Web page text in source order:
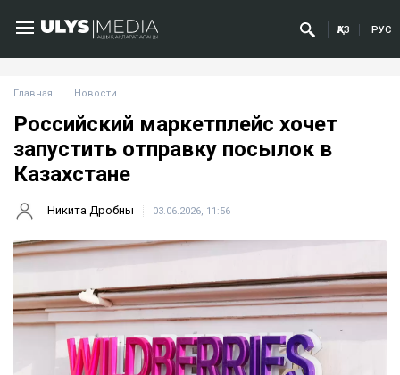
ҚАЗ РУС
Главная Новости
Российский маркетплейс хочет
запустить отправку посылок в
Казахстане
Никита Дробны 03.06.2026, 11:56